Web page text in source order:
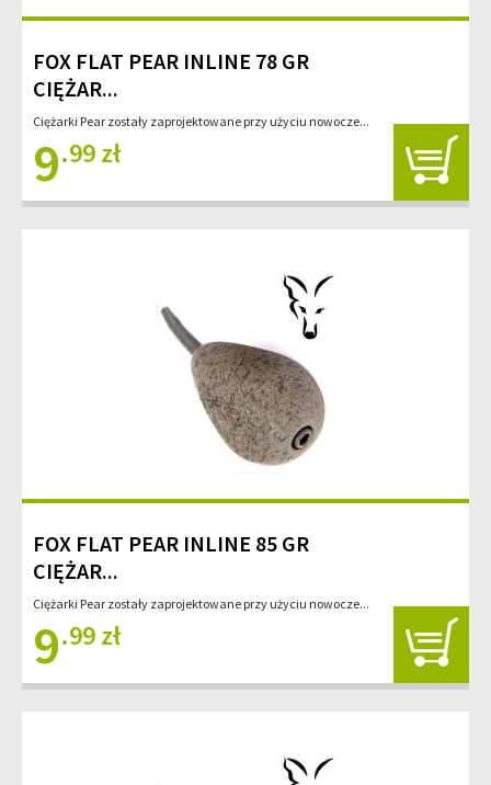
FOX FLAT PEAR INLINE 78 GR
CIĘŻAR...
Ciężarki Pear zostały zaprojektowane przy użyciu nowocze...
9.99 zł
FOX FLAT PEAR INLINE 85 GR
CIĘŻAR...
Ciężarki Pear zostały zaprojektowane przy użyciu nowocze...
9.99 zł